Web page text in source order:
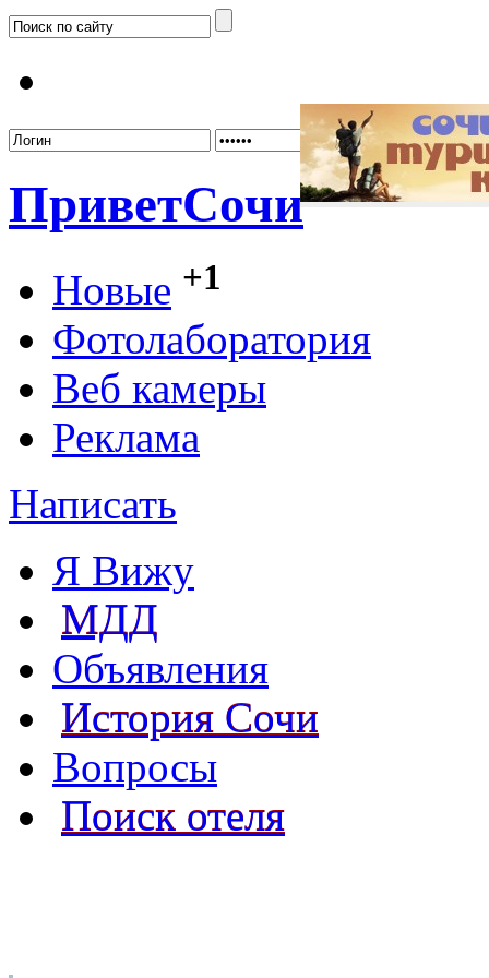
ПриветСочи
Новые +1
Фотолаборатория
Веб камеры
Реклама
Написать
Я Вижу
МДД
Объявления
История Сочи
Вопросы
Поиск отеля